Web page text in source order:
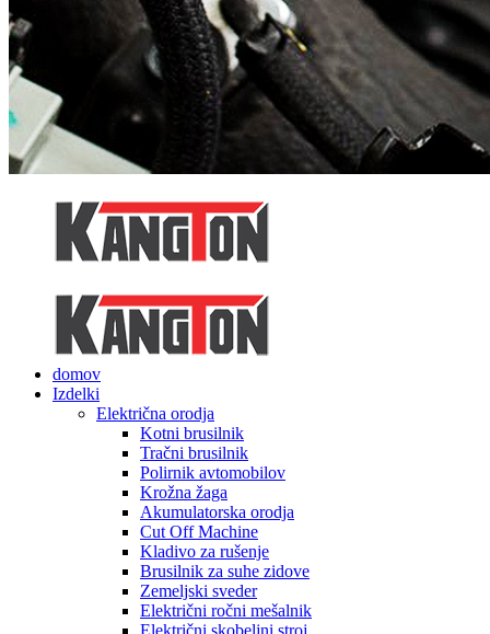
domov
Izdelki
Električna orodja
Kotni brusilnik
Tračni brusilnik
Polirnik avtomobilov
Krožna žaga
Akumulatorska orodja
Cut Off Machine
Kladivo za rušenje
Brusilnik za suhe zidove
Zemeljski sveder
Električni ročni mešalnik
Električni skobeljni stroj